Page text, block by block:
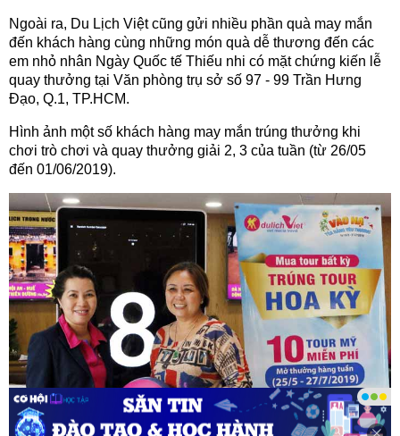
Ngoài ra, Du Lịch Việt cũng gửi nhiều phần quà may mắn
đến khách hàng cùng những món quà dễ thương đến các
em nhỏ nhân Ngày Quốc tế Thiếu nhi có mặt chứng kiến lễ
quay thưởng tại Văn phòng trụ sở số 97 - 99 Trần Hưng
Đạo, Q.1, TP.HCM.
Hình ảnh một số khách hàng may mắn trúng thưởng khi
chơi trò chơi và quay thưởng giải 2, 3 của tuần (từ 26/05
đến 01/06/2019).